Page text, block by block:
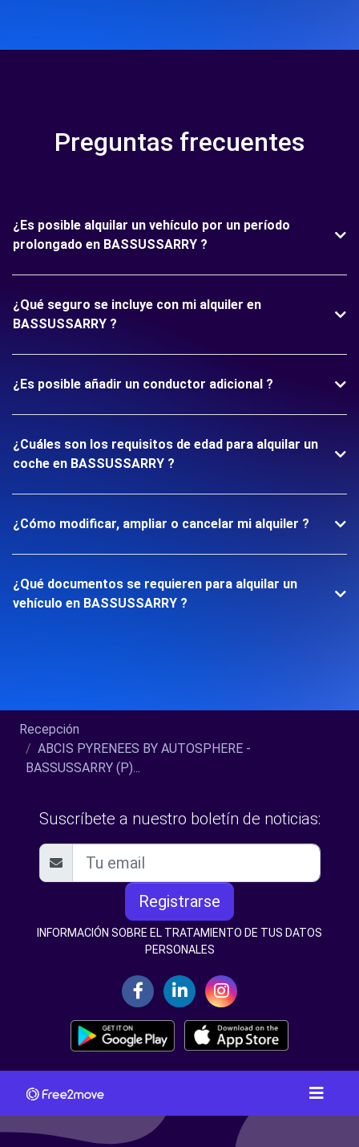
Preguntas frecuentes
¿Es posible alquilar un vehículo por un período
prolongado en BASSUSSARRY ?
¿Qué seguro se incluye con mi alquiler en
BASSUSSARRY ?
¿Es posible añadir un conductor adicional ?
¿Cuáles son los requisitos de edad para alquilar un
coche en BASSUSSARRY ?
¿Cómo modificar, ampliar o cancelar mi alquiler ?
¿Qué documentos se requieren para alquilar un
vehículo en BASSUSSARRY ?
Recepción
ABCIS PYRENEES BY AUTOSPHERE -
BASSUSSARRY (P)...
Suscríbete a nuestro boletín de noticias:
Registrarse
INFORMACIÓN SOBRE EL TRATAMIENTO DE TUS DATOS
PERSONALES